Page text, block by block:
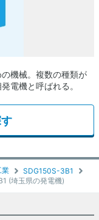
業
SDG150S-3B1
(埼玉県の発電機)
機械。複数の種類が
電機と呼ばれる。